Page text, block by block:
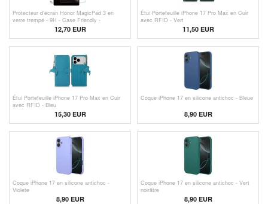
Protecteur d'écran Honor MagicPad 3 en
verre trempé - 9H - Case Friendly -
12,70 EUR
Étui Portefeuille iPhone 17 Pro Max en Cuir
avec RFID - Vert
11,50EUR
Étui Portefeuille iPhone 17 Pro Max en Cuir
avec RFID - Bleu
15,30EUR
Coque iPhone 17 en silicone antichoc - Bleue
8,90 EUR
Coque iPhone 17 en silicone antichoc -
Violete
8,90 EUR
Coque iPhone 17 en silicone antichoc - Vert
noirâtre
8,90 EUR